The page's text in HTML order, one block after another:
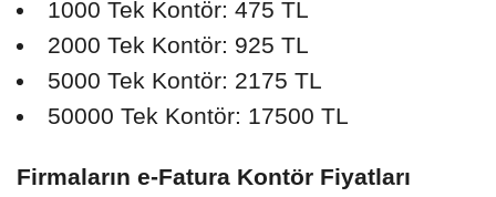
1000 Tek Kontör: 475 TL
2000 Tek Kontör: 925 TL
5000 Tek Kontör: 2175 TL
50000 Tek Kontör: 17500 TL
Firmaların e-Fatura Kontör Fiyatları